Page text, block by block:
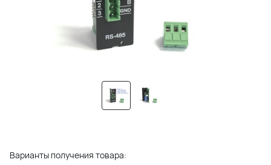
Варианты получения товара: